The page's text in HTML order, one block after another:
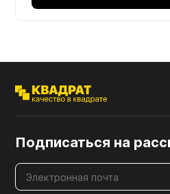
Подписаться на